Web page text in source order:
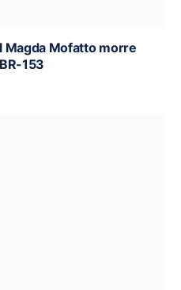
Magda Mofatto morre
153